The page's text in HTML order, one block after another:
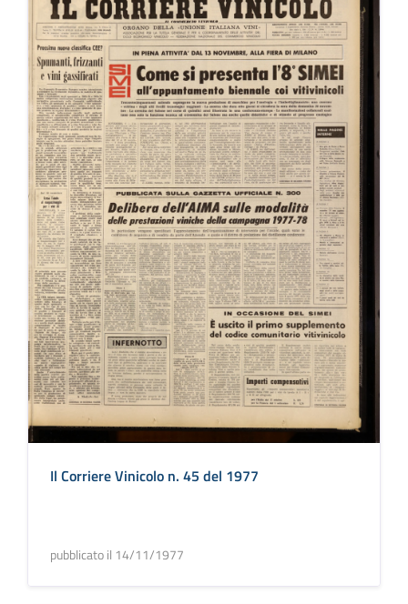
Il Corriere Vinicolo n. 45 del 1977
pubblicato il 14/11/1977